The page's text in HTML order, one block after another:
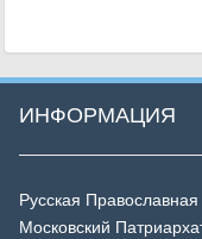
ИНФОРМАЦИЯ
Русская
Московский